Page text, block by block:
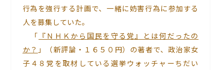
行為を強行する計画で、一緒に妨害行為に参加する
人を募集していた。
「 『ＮＨＫから国民を守る党』とは何だったの
か？ 」（新評論・１６５０円）の著者で、政治家女
子４８党を取材している選挙ウォッチャーちだい